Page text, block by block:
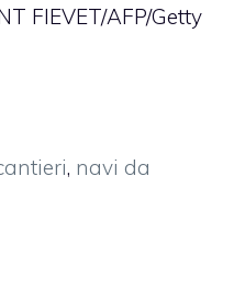
FIEVET/AFP/Getty
, navi da